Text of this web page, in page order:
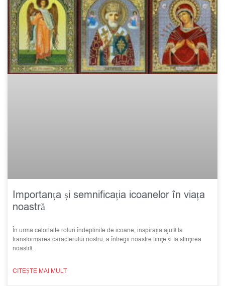
Importanța și semnificația icoanelor în viața
noastră
În urma celorlalte roluri îndeplinite de icoane, inspirația ajută la
transformarea caracterului nostru, a întregii noastre fiinţe și Ia sfinţirea
noastră.
CITEȘTE MAI MULT